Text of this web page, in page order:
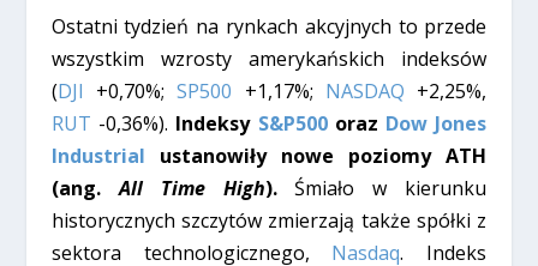
Ostatni tydzień na rynkach akcyjnych to przede
wszystkim wzrosty amerykańskich indeksów
(DJI +0,70%;SP500 +1,17%; NASDAQ +2,25%,
RUT -0,36%). Indeksy S&P500oraz Dow Jones
Industrial ustanowiły nowe poziomy ATH
(ang.All Time High).Śmiało w kierunku
historycznych szczytów zmierzają także spółki z
sektora technologicznego, Nasdaq. Indeks